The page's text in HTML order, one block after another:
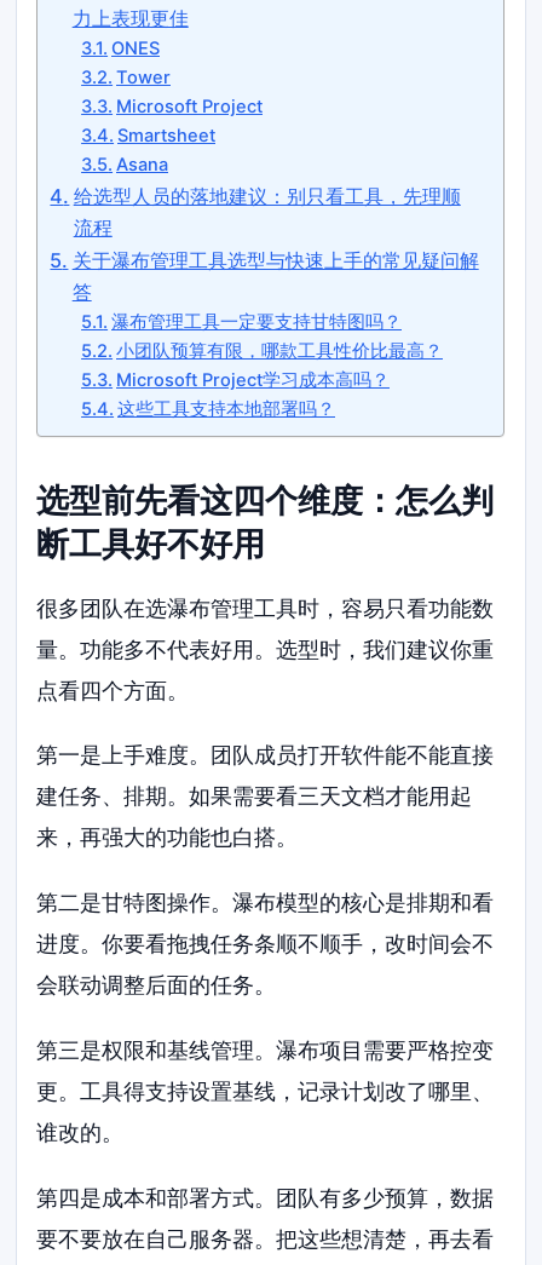
力上表现更佳
ONES
Tower
Microsoft Project
Smartsheet
Asana
给选型人员的落地建议：别只看工具，先理顺
流程
关于瀑布管理工具选型与快速上手的常见疑问解
答
瀑布管理工具一定要支持甘特图吗？
小团队预算有限，哪款工具性价比最高？
Microsoft Project学习成本高吗？
这些工具支持本地部署吗？
选型前先看这四个维度：怎么判
断工具好不好用
很多团队在选瀑布管理工具时，容易只看功能数
量。功能多不代表好用。选型时，我们建议你重
点看四个方面。
第一是上手难度。团队成员打开软件能不能直接
建任务、排期。如果需要看三天文档才能用起
来，再强大的功能也白搭。
第二是甘特图操作。瀑布模型的核心是排期和看
进度。你要看拖拽任务条顺不顺手，改时间会不
会联动调整后面的任务。
第三是权限和基线管理。瀑布项目需要严格控变
更。工具得支持设置基线，记录计划改了哪里、
谁改的。
第四是成本和部署方式。团队有多少预算，数据
要不要放在自己服务器。把这些想清楚，再去看